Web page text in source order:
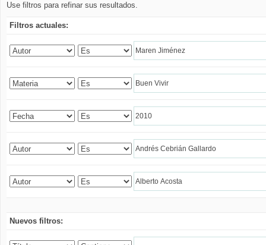
Use filtros para refinar sus resultados.
Filtros actuales:
Nuevos filtros: